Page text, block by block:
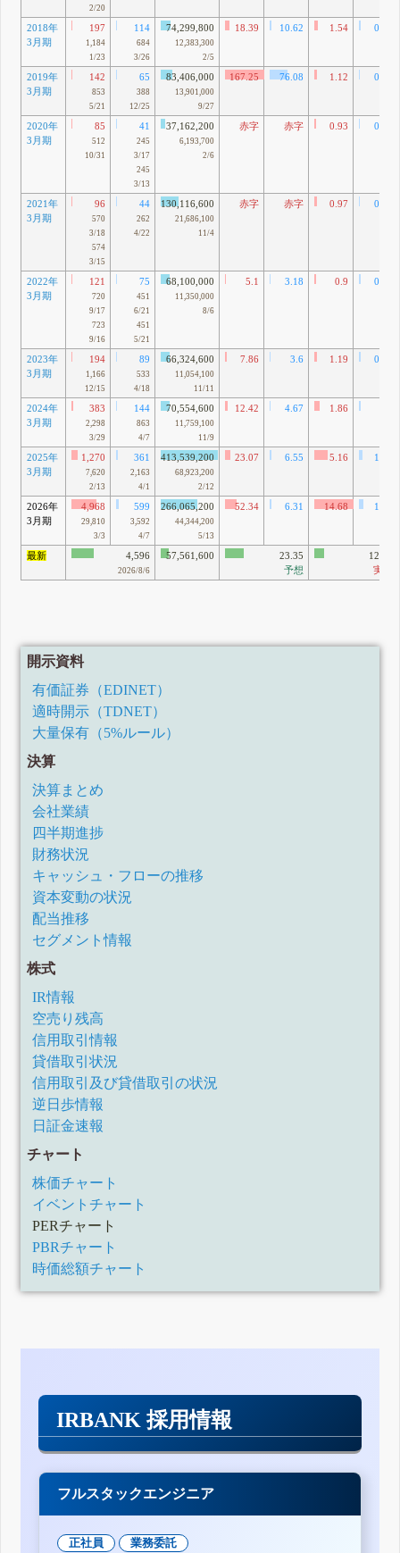
2/20
2018年
3月期
197
1,184
1/23
114
684
3/26
74,299,800
12,383,300
2/5
18.39 10.62 1.54 0.89
2019年
3月期
142
853
5/21
65
388
12/25
83,406,000
13,901,000
9/27
167.25 76.08 1.12 0.51
2020年
3月期
85
512
10/31
41
245
3/17
245
3/13
37,162,200
6,193,700
2/6
赤字 赤字 0.93 0.44
2021年
3月期
96
570
3/18
574
3/15
44
262
4/22
130,116,600
21,686,100
11/4
赤字 赤字 0.97 0.44
2022年
3月期
121
720
9/17
723
9/16
75
451
6/21
451
5/21
68,100,000
11,350,000
8/6
5.1 3.18 0.9 0.56
2023年
3月期
194
1,166
12/15
89
533
4/18
66,324,600
11,054,100
11/11
7.86 3.6 1.19 0.54
2024年
3月期
383
2,298
3/29
144
863
4/7
70,554,600
11,759,100
11/9
12.42 4.67 1.86
2025年
3月期
1,270
7,620
2/13
361
2,163
4/1
413,539,200
68,923,200
2/12
23.07 6.55 5.16 1.46
2026年
3月期
4,968
29,810
3/3
599
3,592
4/7
266,065,200
44,344,200
5/13
52.34 6.31 14.68 1.77
最新 4,596
2026/8/6
57,561,600
23.35
予想
12.51
実績
開示資料
有価証券（EDINET）
適時開示（TDNET）
大量保有（5%ルール）
決算
決算まとめ
会社業績
四半期進捗
財務状況
キャッシュ・フローの推移
資本変動の状況
配当推移
セグメント情報
株式
IR情報
空売り残高
信用取引情報
貸借取引状況
信用取引及び貸借取引の状況
逆日歩情報
日証金速報
チャート
株価チャート
イベントチャート
PERチャート
PBRチャート
時価総額チャート
IRBANK 採用情報
フルスタックエンジニア
正社員 業務委託